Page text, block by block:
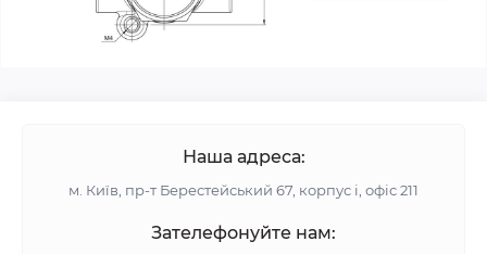
Наша адреса:
м. Київ, пр-т Берестейський 67, корпус і, офіс 211
Зателефонуйте нам: